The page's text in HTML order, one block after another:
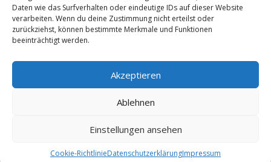
Daten wie das Surfverhalten oder eindeutige IDs auf dieser Website
verarbeiten. Wenn du deine Zustimmung nicht erteilst oder
zurückziehst, können bestimmte Merkmale und Funktionen
beeinträchtigt werden.
Akzeptieren
Ablehnen
Einstellungen ansehen
Cookie-RichtlinieDatenschutzerklärungImpressum
Wieder nicht in den Urlaub fliegen?
VonMartin Vor 5 Jahren
Home-Office treibt Stromkosten